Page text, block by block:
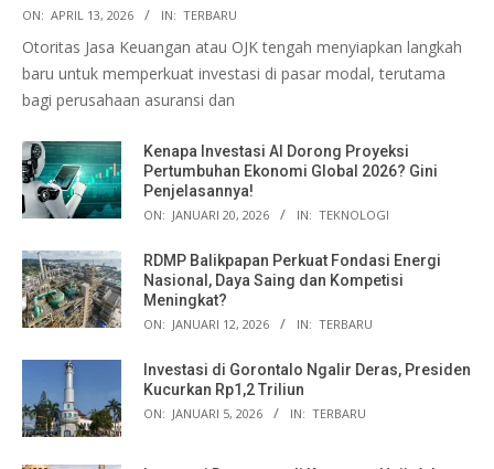
ON: APRIL 13, 2026 IN: TERBARU
Otoritas Jasa Keuangan atau OJK tengah menyiapkan langkah
baru untuk memperkuat investasi di pasar modal, terutama
bagi perusahaan asuransi dan
Kenapa Investasi AI Dorong Proyeksi
Pertumbuhan Ekonomi Global 2026? Gini
Penjelasannya!
ON: JANUARI 20, 2026 IN: TEKNOLOGI
RDMP Balikpapan Perkuat Fondasi Energi
Nasional, Daya Saing dan Kompetisi
Meningkat?
ON: JANUARI 12, 2026 IN: TERBARU
Investasi di Gorontalo Ngalir Deras, Presiden
Kucurkan Rp1,2 Triliun
ON: JANUARI 5, 2026 IN: TERBARU